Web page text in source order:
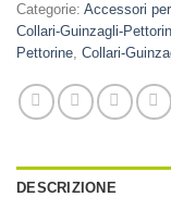
Categorie: Accessori
Collari-Guinzagli-
Pettorine Collari-
DESCRIZIONE